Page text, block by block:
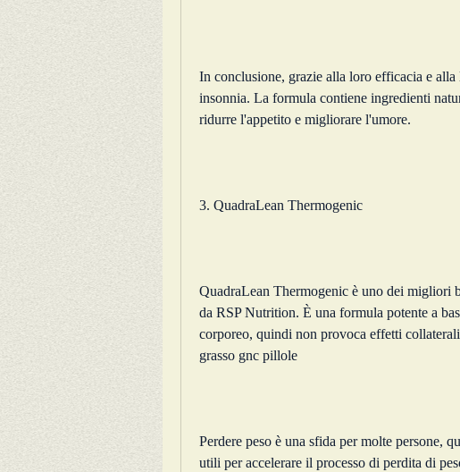
In conclusione, grazie alla loro efficacia e
insonnia. La formula contiene ingredienti
ridurre l'appetito e migliorare l'umore.
3. QuadraLean Thermogenic
QuadraLean Thermogenic è uno dei
da RSP Nutrition. È una formula potente a
corporeo, quindi non provoca effetti
grasso gnc pillole
Perdere peso è una sfida per molte persone,
utili per accelerare il processo di perdita di